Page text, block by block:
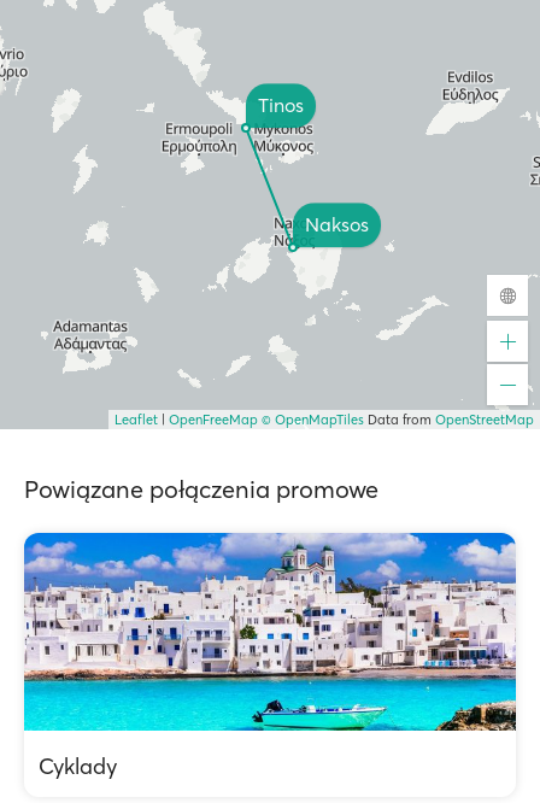
Naksos
Tinos
Leaflet OpenFreeMap © OpenMapTiles Data from OpenStreetMap
Powiązane połączenia promowe
Cyklady